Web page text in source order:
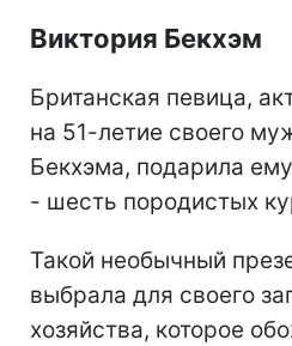
Виктория Бекхэм
Британская певица,
на 51-летие своего
Бекхэма, подарила
- шесть породистых
Такой необычный
выбрала для своего
хозяйства, которое